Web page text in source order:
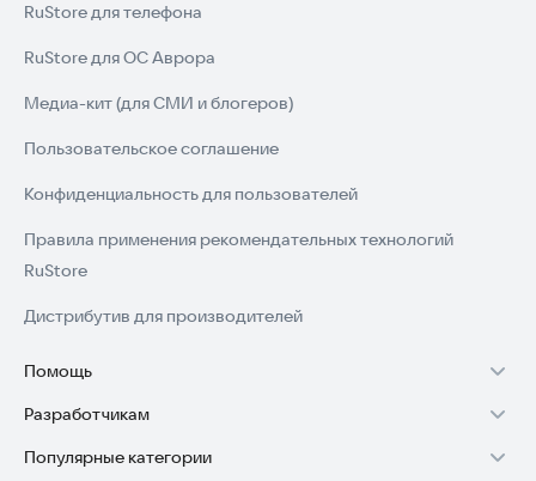
RuStore для телефона
RuStore для ОС Аврора
Медиа-кит (для СМИ и блогеров)
Пользовательское соглашение
Конфиденциальность для пользователей
Правила применения рекомендательных технологий
RuStore
Дистрибутив для производителей
Помощь
Установка RuStore на TV
Установка RuStore на телефон
Разработчикам
Зарабатывать с RuStore
Популярные категории